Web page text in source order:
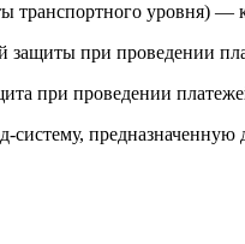
уровня) —
при проведении
при проведении
систему,